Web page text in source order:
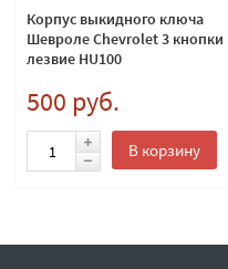
Корпус выкидного ключа
Шевроле Chevrolet 3 кнопки
лезвие HU100
500 руб.
В корзину